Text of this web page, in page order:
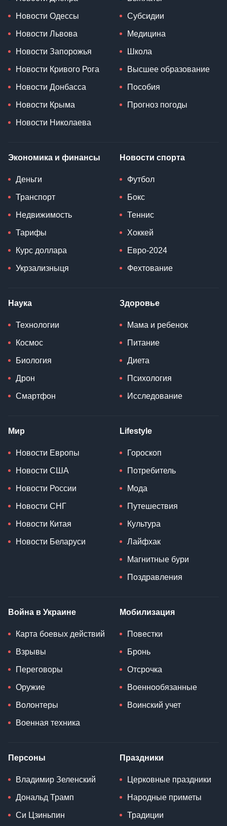
Новости Одессы
Новости Львова
Новости Запорожья
Новости Кривого Рога
Новости Донбасса
Новости Крыма
Новости Николаева
Субсидии
Медицина
Школа
Высшее образование
Пособия
Прогноз погоды
Экономика и финансы
Деньги
Транспорт
Недвижимость
Тарифы
Курс доллара
Укрзализныця
Новости спорта
Футбол
Бокс
Теннис
Хоккей
Евро-2024
Фехтование
Наука
Технологии
Космос
Биология
Дрон
Смартфон
Здоровье
Мама и ребенок
Питание
Диета
Психология
Исследование
Мир
Новости Европы
Новости США
Новости России
Новости СНГ
Новости Китая
Новости Беларуси
Lifestyle
Гороскоп
Потребитель
Мода
Путешествия
Культура
Лайфхак
Магнитные бури
Поздравления
Война в Украине
Карта боевых действий
Взрывы
Переговоры
Оружие
Волонтеры
Военная техника
Мобилизация
Повестки
Бронь
Отсрочка
Военнообязанные
Воинский учет
Персоны
Владимир Зеленский
Дональд Трамп
Си Цзиньпин
Праздники
Церковные праздники
Народные приметы
Традиции